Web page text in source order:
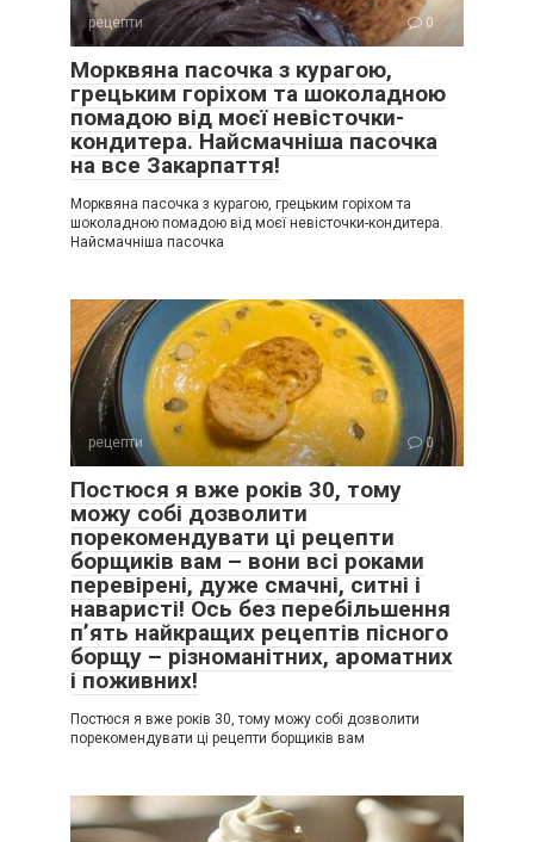
рецепти 0
Морквяна пасочка з курагою,
грецьким горіхом та шоколадною
помадою від моєї невісточки-
кондитера. Найсмачніша пасочка
на все Закарпаття!
Морквяна пасочка з курагою, грецьким горіхом та
шоколадною помадою від моєї невісточки-кондитера.
Найсмачніша пасочка
рецепти 0
Постюся я вже років 30, тому
можу собі дозволити
порекомендувати ці рецепти
борщиків вам – вони всі роками
перевірені, дуже смачні, ситні і
наваристі! Ось без перебільшення
п’ять найкращих рецептів пісного
борщу – різноманітних, ароматних
і поживних!
Постюся я вже років 30, тому можу собі дозволити
порекомендувати ці рецепти борщиків вам